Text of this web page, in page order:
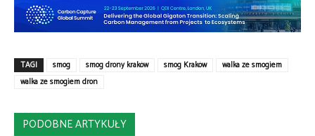
TAGI smog smog drony kraków smog Kraków
walka ze smogiem
walka ze smogiem dron
PODOBNE ARTYKUŁY